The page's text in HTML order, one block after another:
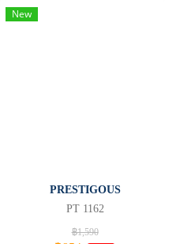
New
PRESTIGOUS
PT 1162
฿1,590